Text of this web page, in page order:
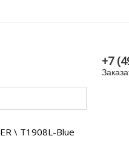
+7
\ T1908L-Blue